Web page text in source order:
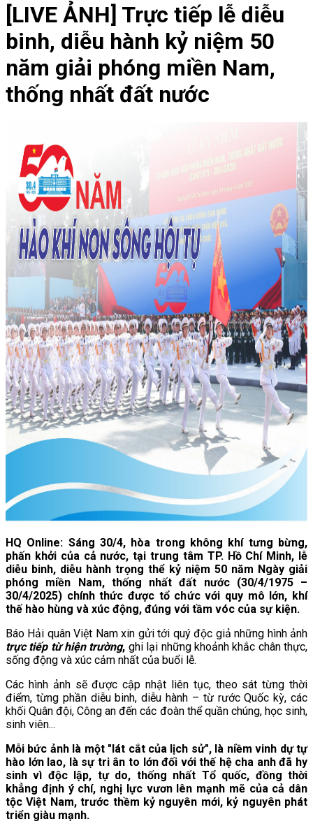
[LIVE ẢNH] Trực tiếp lễ diễu
binh, diễu hành kỷ niệm 50
năm giải phóng miền Nam,
thống nhất đất nước
HQ Online: Sáng 30/4, hòa trong không khí tưng bừng,
phấn khởi của cả nước, tại trung tâm TP. Hồ Chí Minh, lễ
diễu binh, diễu hành trọng thể kỷ niệm 50 năm Ngày giải
phóng miền Nam, thống nhất đất nước (30/4/1975 –
30/4/2025) chính thức được tổ chức với quy mô lớn, khí
thế hào hùng và xúc động, đúng với tầm vóc của sự kiện.
Báo Hải quân Việt Nam xin gửi tới quý độc giả những hình ảnh
trực tiếp từ hiện trường, ghi lại những khoảnh khắc chân thực,
sống động và xúc cảm nhất của buổi lễ.
Các hình ảnh sẽ được cập nhật liên tục, theo sát từng thời
điểm, từng phần diễu binh, diễu hành – từ rước Quốc kỳ, các
khối Quân đội, Công an đến các đoàn thể quần chúng, học sinh,
sinh viên...
Mỗi bức ảnh là một "lát cắt của lịch sử", là niềm vinh dự tự
hào lớn lao, là sự tri ân to lớn đối với thế hệ cha anh đã hy
sinh vì độc lập, tự do, thống nhất Tổ quốc, đồng thời
khẳng định ý chí, nghị lực vươn lên mạnh mẽ của cả dân
tộc Việt Nam, trước thềm kỷ nguyên mới, kỷ nguyên phát
triển giàu mạnh.